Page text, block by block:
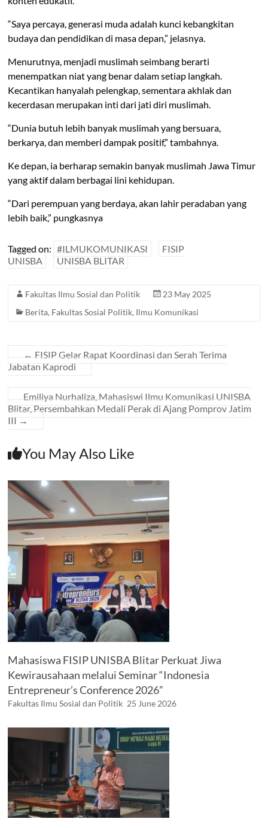
“Saya percaya, generasi muda adalah kunci kebangkitan
budaya dan pendidikan di masa depan,” jelasnya.
Menurutnya, menjadi muslimah seimbang berarti
menempatkan niat yang benar dalam setiap langkah.
Kecantikan hanyalah pelengkap, sementara akhlak dan
kecerdasan merupakan inti dari jati diri muslimah.
“Dunia butuh lebih banyak muslimah yang bersuara,
berkarya, dan memberi dampak positif,” tambahnya.
Ke depan, ia berharap semakin banyak muslimah Jawa Timur
yang aktif dalam berbagai lini kehidupan.
“Dari perempuan yang berdaya, akan lahir peradaban yang
lebih baik,” pungkasnya
Tagged on: #ILMUKOMUNIKASI
FISIP
UNISBA
UNISBA BLITAR
Fakultas Ilmu Sosial dan Politik
23 May 2025
Berita, Fakultas Sosial Politik, Ilmu Komunikasi
← FISIP Gelar Rapat Koordinasi dan Serah Terima
Jabatan Kaprodi
Emiliya Nurhaliza, Mahasiswi Ilmu Komunikasi UNISBA
Blitar, Persembahkan Medali Perak di Ajang Pomprov Jatim
III →
You May Also Like
Mahasiswa FISIP UNISBA Blitar Perkuat Jiwa
Kewirausahaan melalui Seminar “Indonesia
Entrepreneur’s Conference 2026”
Fakultas Ilmu Sosial dan Politik 25 June 2026